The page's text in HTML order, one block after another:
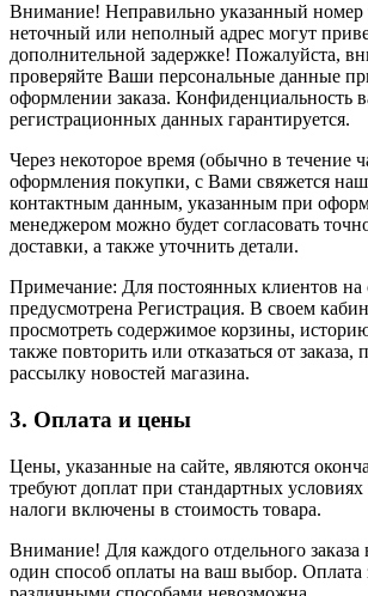
Внимание! Неправильно указанный номер
неточный или неполный адрес могут
дополнительной задержке! Пожалуйста,
проверяйте Ваши персональные данные
оформлении заказа. Конфиденциальность
регистрационных данных гарантируется.
Через некоторое время (обычно в течение
оформления покупки, с Вами свяжется
контактным данным, указанным при
менеджером можно будет согласовать
доставки, а также уточнить детали.
Примечание: Для постоянных клиентов на
предусмотрена Регистрация. В своем
просмотреть содержимое корзины,
также повторить или отказаться от заказа,
рассылку новостей магазина.
3. Оплата и цены
Цены, указанные на сайте, являются
требуют доплат при стандартных
налоги включены в стоимость товара.
Внимание! Для каждого отдельного заказа
один способ оплаты на ваш выбор. Оплата